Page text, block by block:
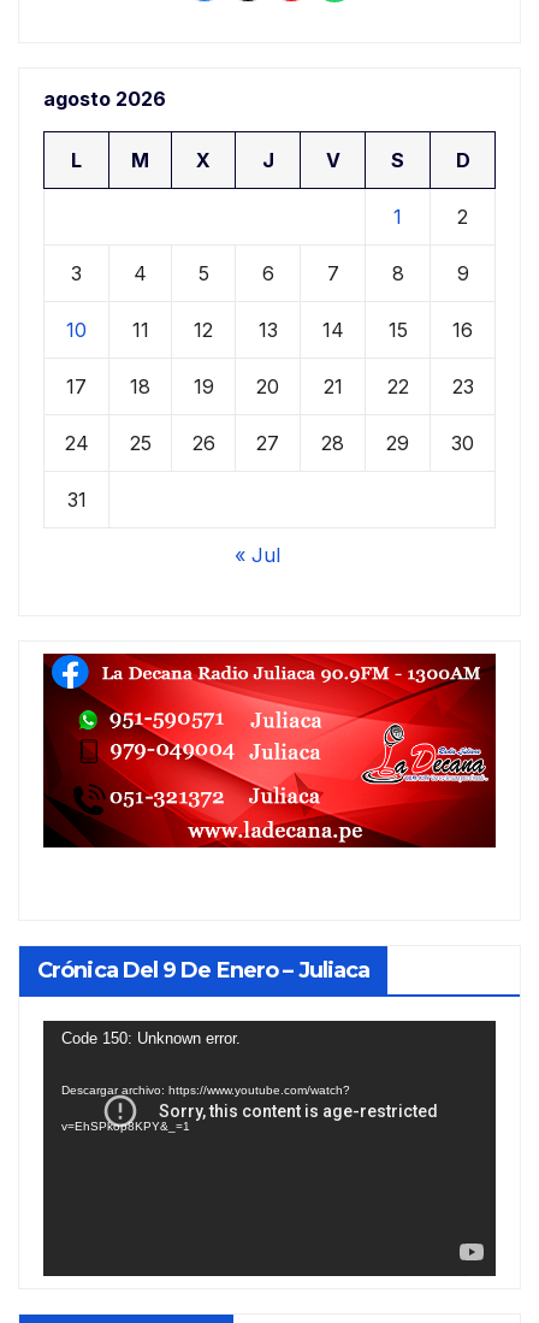
agosto 2026
L M X J V S D
1 2
3 4 5 6 7 8 9
10 11 12 13 14 15 16
17 18 19 20 21 22 23
24 25 26 27 28 29 30
31
« Jul
Crónica Del 9 De Enero – Juliaca
Reproductor
Code 150: Unknown error.
Descargar archivo: https://www.youtube.com/watch?
v=EhSPkop8KPY&_=1